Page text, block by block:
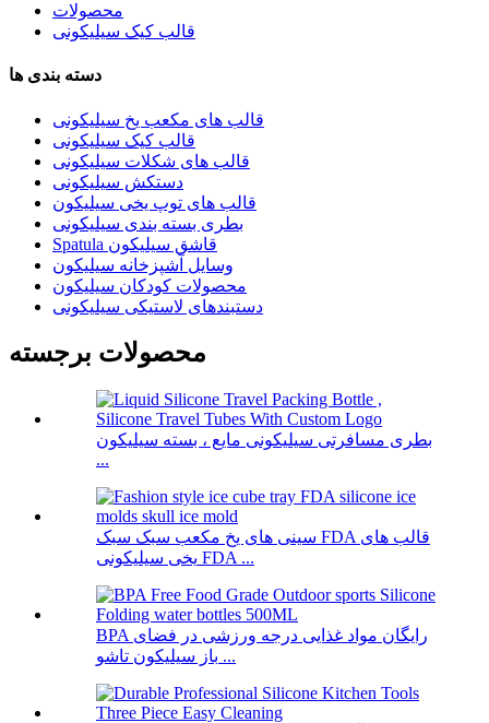
محصولات
قالب کیک سیلیکونی
دسته بندی ها
قالب های مکعب یخ سیلیکونی
قالب کیک سیلیکونی
قالب های شکلات سیلیکونی
دستکش سیلیکونی
قالب های توپ یخی سیلیکون
بطری بسته بندی سیلیکونی
Spatula قاشق سیلیکون
وسایل آشپزخانه سیلیکون
محصولات کودکان سیلیکون
دستبندهای لاستیکی سیلیکونی
محصولات برجسته
بطری مسافرتی سیلیکونی مایع ، بسته سیلیکون
...
سینی های یخ مکعب سبک سبک FDA قالب های
یخی سیلیکونی FDA ...
BPA رایگان مواد غذایی درجه ورزشی در فضای
باز سیلیکون تاشو ...